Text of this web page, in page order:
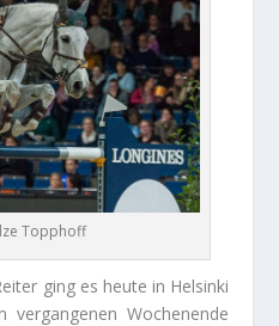
Topphoff
ging es heute in Helsinki
vergangenen Wochenende